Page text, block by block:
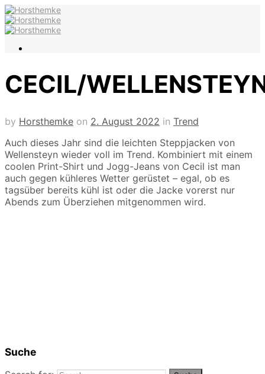
CECIL/
by Horsthemke on 2. August 2022 in Trend
Auch dieses Jahr sind die leichten Steppjacken von
Wellensteyn wieder voll im Trend. Kombiniert mit einem
coolen Print-Shirt und Jogg-Jeans von Cecil ist man
auch gegen kühleres Wetter gerüstet – egal, ob es
tagsüber bereits kühl ist oder die Jacke vorerst nur
Abends zum Überziehen mitgenommen wird.
Suche